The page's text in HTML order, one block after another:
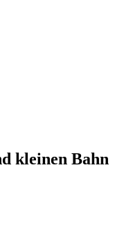
kleinen Bahn